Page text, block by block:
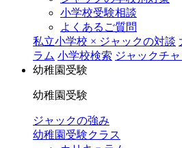
小学校受験相談
よくあるご質問
私立小学校 × ジャックの対談
ラム 小学校検索 ジャックチ
幼稚園受験
幼稚園受験
ジャックの強み
幼稚園受験クラス